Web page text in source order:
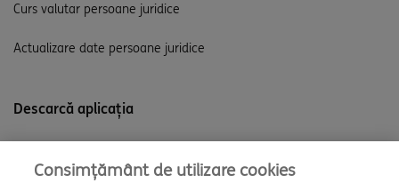
Curs valutar persoane juridice
Actualizare date persoane juridice
Descarcă aplicația
Consimțământ de utilizare cookies